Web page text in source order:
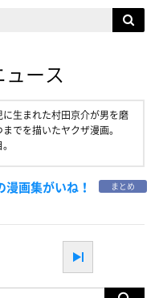
ース
生まれた村田京介が男を磨
でを描いたヤクザ漫画。
画集がいね！ まとめ